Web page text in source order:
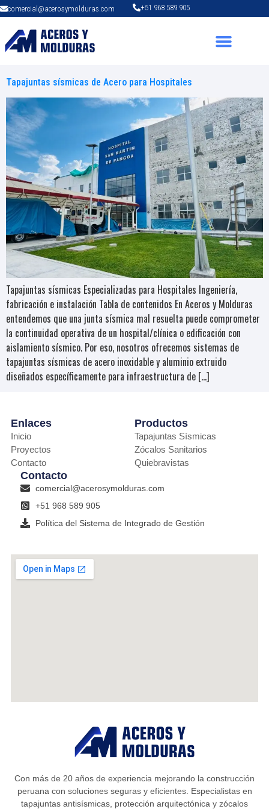
comercial@acerosymolduras.com +51 968 589 905
Tapajuntas sísmicas de Acero para Hospitales
Tapajuntas sísmicas Especializadas para Hospitales Ingeniería,
fabricación e instalación Tabla de contenidos En Aceros y Molduras
entendemos que una junta sísmica mal resuelta puede comprometer
la continuidad operativa de un hospital/clínica o edificación con
aislamiento sísmico. Por eso, nosotros ofrecemos sistemas de
tapajuntas sísmicas de acero inoxidable y aluminio extruido
diseñados específicamente para infraestructura de […]
Con más de 20 años de experiencia mejorando la construcción
peruana con soluciones seguras y eficientes. Especialistas en
tapajuntas antisísmicas, protección arquitectónica y zócalos
Enlaces
Inicio
Proyectos
Contacto
Productos
Tapajuntas Sísmicas
Zócalos Sanitarios
Quiebravistas
Contacto
comercial@acerosymolduras.com
+51 968 589 905
Política del Sistema de Integrado de Gestión